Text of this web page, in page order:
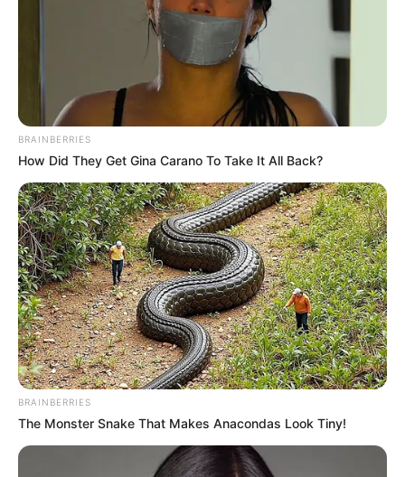
(foto: guff)
3. Dennis Avner sangat terobsesi untuk menjadi
harimau. Tak hanya bertato, tapi juga membelah
bibir, mempertajam gigi dan mata
BRAINBERRIES
How Did They Get Gina Carano To Take It All Back?
BRAINBERRIES
The Monster Snake That Makes Anacondas Look Tiny!